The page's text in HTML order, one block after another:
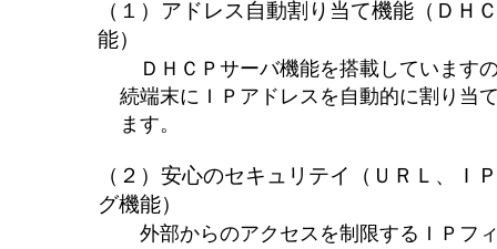
（１）アドレス自動割り当て機能（ＤＨ
能）
ＤＨＣＰサーバ機能を搭載しています
続端末にＩＰアドレスを自動的に割り当
ます。
（２）安心のセキュリテイ（ＵＲＬ、Ｉ
グ機能）
外部からのアクセスを制限するＩＰフ